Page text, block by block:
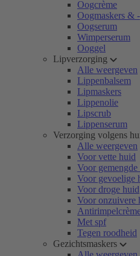
Oogcrème
Oogmaskers &
Oogserum
Wimperserum
Ooggel
Lipverzorging
Alle weergeven
Lippenbalsem
Lipmaskers
Lippenolie
Lipscrub
Lippenserum
Verzorging volgens
Alle weergeven
Voor vette huid
Voor gemengde
Voor gevoelige
Voor droge huid
Voor onzuivere
Met spf
Tegen roodheid
Gezichtsmaskers